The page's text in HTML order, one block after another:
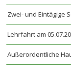
Zwei- und Eintägige
Lehrfahrt am
Außerordentliche